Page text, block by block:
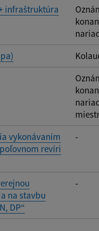
infraštruktúra
vykonávaním
revíri
-
na stavbu
DP“
-